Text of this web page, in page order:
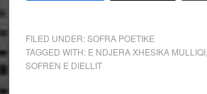
FILED UNDER:SOFRA POETIKE
TAGGED WITH: E NDJERA XHESIKA MULLIQI,
SOFREN E DIELLIT